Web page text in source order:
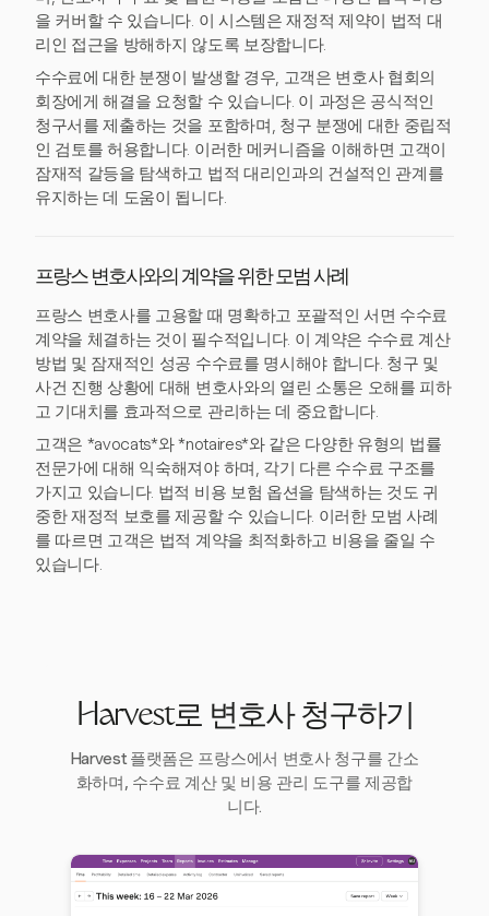
을 커버할 수 있습니다. 이 시스템은 재정적 제약이 법적 대
리인 접근을 방해하지 않도록 보장합니다.
수수료에 대한 분쟁이 발생할 경우, 고객은 변호사 협회의
회장에게 해결을 요청할 수 있습니다. 이 과정은 공식적인
청구서를 제출하는 것을 포함하며, 청구 분쟁에 대한 중립적
인 검토를 허용합니다. 이러한 메커니즘을 이해하면 고객이
잠재적 갈등을 탐색하고 법적 대리인과의 건설적인 관계를
유지하는 데 도움이 됩니다.
프랑스 변호사와의 계약을 위한 모범 사례
프랑스 변호사를 고용할 때 명확하고 포괄적인 서면 수수료
계약을 체결하는 것이 필수적입니다. 이 계약은 수수료 계산
방법 및 잠재적인 성공 수수료를 명시해야 합니다. 청구 및
사건 진행 상황에 대해 변호사와의 열린 소통은 오해를 피하
고 기대치를 효과적으로 관리하는 데 중요합니다.
고객은 *avocats*와 *notaires*와 같은 다양한 유형의 법률
전문가에 대해 익숙해져야 하며, 각기 다른 수수료 구조를
가지고 있습니다. 법적 비용 보험 옵션을 탐색하는 것도 귀
중한 재정적 보호를 제공할 수 있습니다. 이러한 모범 사례
를 따르면 고객은 법적 계약을 최적화하고 비용을 줄일 수
있습니다.
Harvest로 변호사 청구하기
Harvest 플랫폼은 프랑스에서 변호사 청구를 간소
화하며, 수수료 계산 및 비용 관리 도구를 제공합
니다.